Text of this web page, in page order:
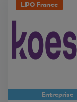
LPO France
Entreprise